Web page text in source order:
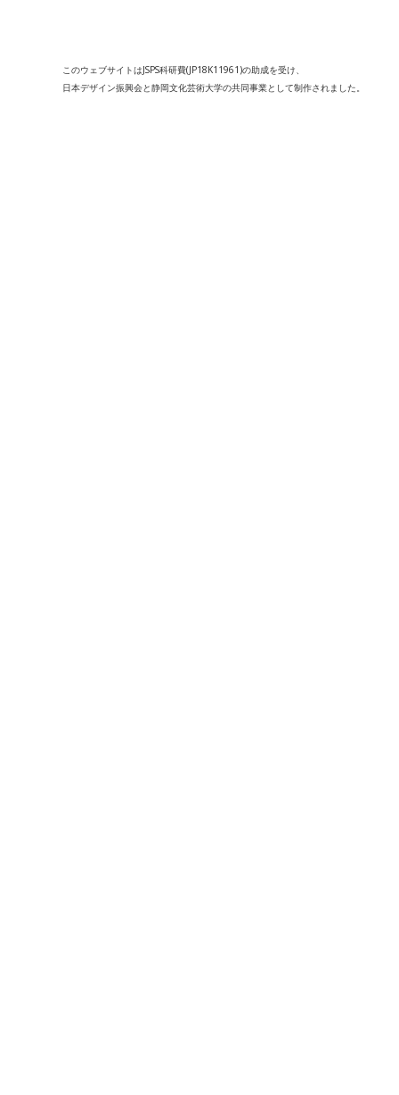
このウェブサイトはJSPS科研費(JP18K11961)の助成を受け、
日本デザイン振興会と静岡文化芸術大学の共同事業として制作されました。